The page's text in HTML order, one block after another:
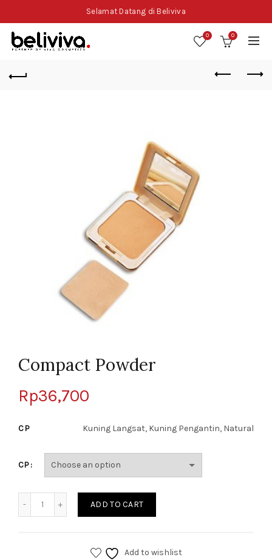
Selamat Datang di Beliviva
0 0
Compact Powder
Rp36,700
CP Kuning Langsat, Kuning Pengantin, Natural
CP
Quantity
ADD TO CART
Add to wishlist